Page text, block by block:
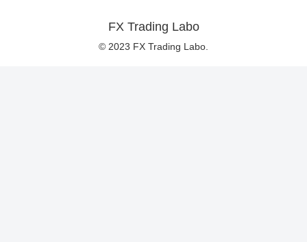
FX Trading Labo
© 2023 FX Trading Labo.